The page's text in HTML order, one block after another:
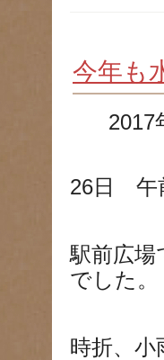
今年も
2017
26日 午
駅前広場
でした。
時折、小